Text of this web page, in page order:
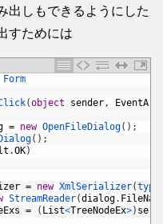
出しもできるようにした
すためには
Form
(object sender,
= new OpenFileDialog( ) ;
( ) ;
.OK)
= new XmlSerializer(
StreamReader(dialog.
= ( List<TreeNodeEx>)